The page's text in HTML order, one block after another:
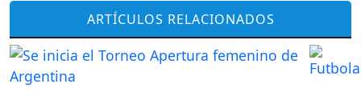
ARTÍCULOS RELACIONADOS